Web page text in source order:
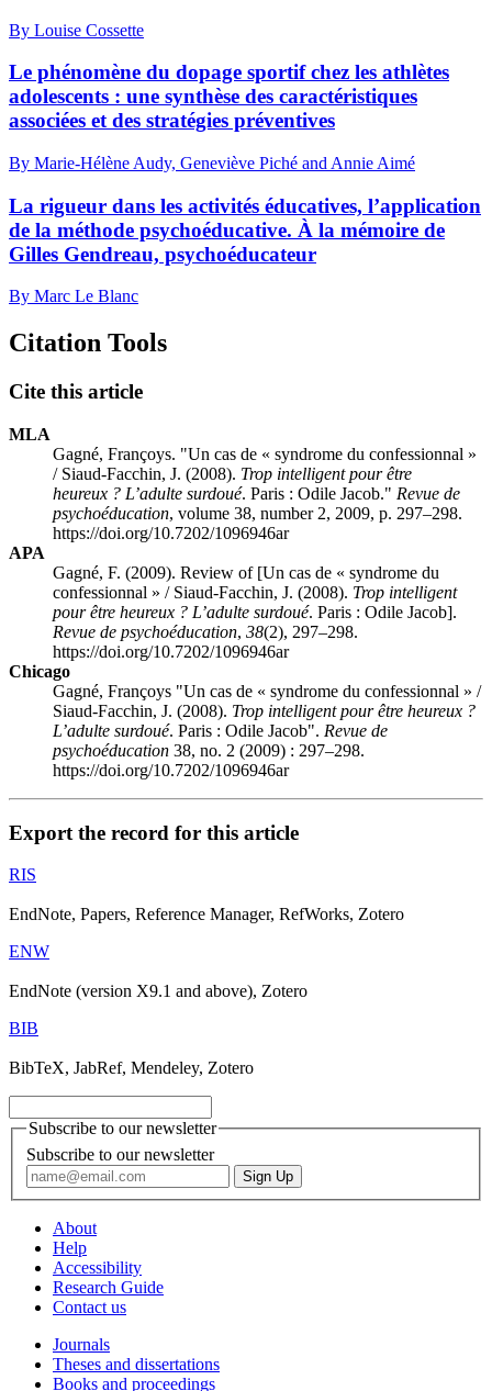
By Louise Cossette
Le phénomène du dopage sportif chez les athlètes
adolescents : une synthèse des caractéristiques
associées et des stratégies préventives
By Marie-Hélène Audy, Geneviève Piché and Annie Aimé
La rigueur dans les activités éducatives, l’application
de la méthode psychoéducative. À la mémoire de
Gilles Gendreau, psychoéducateur
By Marc Le Blanc
Citation Tools
Cite this article
MLA
Gagné, Françoys. "Un cas de « syndrome du confessionnal »
/ Siaud-Facchin, J. (2008). Trop intelligent pour être
heureux ? L’adulte surdoué. Paris : Odile Jacob." Revue de
psychoéducation, volume 38, number 2, 2009, p. 297–298.
https://doi.org/10.7202/1096946ar
APA
Gagné, F. (2009). Review of [Un cas de « syndrome du
confessionnal » / Siaud-Facchin, J. (2008). Trop intelligent
pour être heureux ? L’adulte surdoué. Paris : Odile Jacob].
Revue de psychoéducation, 38(2), 297–298.
https://doi.org/10.7202/1096946ar
Chicago
Gagné, Françoys "Un cas de « syndrome du confessionnal » /
Siaud-Facchin, J. (2008). Trop intelligent pour être heureux ?
L’adulte surdoué. Paris : Odile Jacob". Revue de
psychoéducation 38, no. 2 (2009) : 297–298.
https://doi.org/10.7202/1096946ar
Export the record for this article
RIS
EndNote, Papers, Reference Manager, RefWorks, Zotero
ENW
EndNote (version X9.1 and above), Zotero
BIB
BibTeX, JabRef, Mendeley, Zotero
Subscribe to our newsletter
Subscribe to our newsletter
About
Help
Accessibility
Research Guide
Contact us
Journals
Theses and dissertations
Books and proceedings